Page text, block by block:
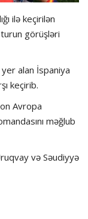
ilə keçirilən
görüşləri
alan İspaniya
keçirib.
Avropa
məğlub
və Səudiyyə